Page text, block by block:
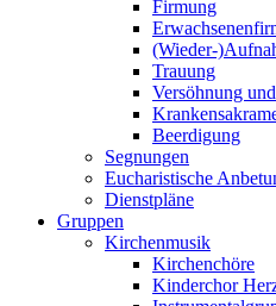
Firmung
(Wieder-
Trauung
Versöhnung
Beerdigung
Segnungen
Eucharistische
Dienstpläne
Gruppen
Kirchenmusik
Kirchenchöre
Kinderchor